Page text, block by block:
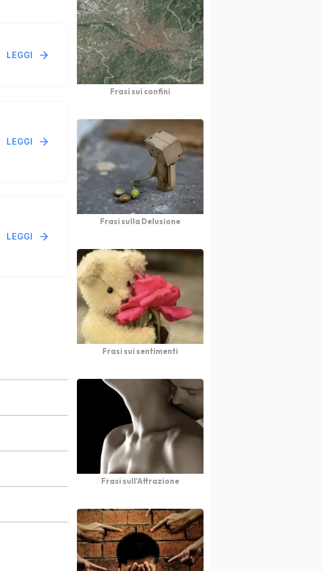
LEGGI
LEGGI
LEGGI
Frasi sui confini
Frasi sulla Delusione
Frasi sui sentimenti
Frasi sull'Attrazione